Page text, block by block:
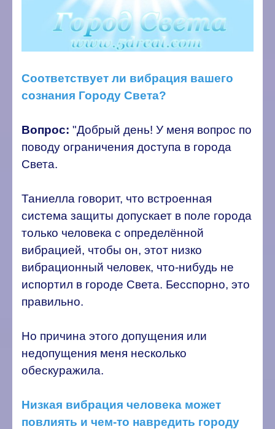
Соответствует ли вибрация вашего
сознания Городу Света?
Вопрос: "Добрый день! У меня вопрос по
поводу ограничения доступа в города
Света.
Таниелла говорит, что встроенная
система защиты допускает в поле города
только человека с определённой
вибрацией, чтобы он, этот низко
вибрационный человек, что-нибудь не
испортил в городе Света. Бесспорно, это
правильно.
Но причина этого допущения или
недопущения меня несколько
обескуражила.
Низкая вибрация человека может
повлиять и чем-то навредить городу